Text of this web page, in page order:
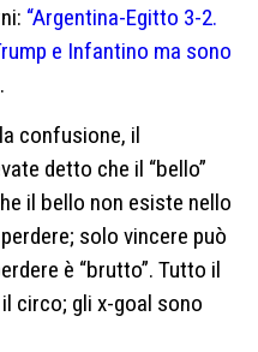
“Argentina-Egitto 3-2.
e Infantino ma sono
.
confusione, il
detto che il “bello”
il bello non esiste nello
solo vincere può
è “brutto”. Tutto il
circo; gli x-goal sono